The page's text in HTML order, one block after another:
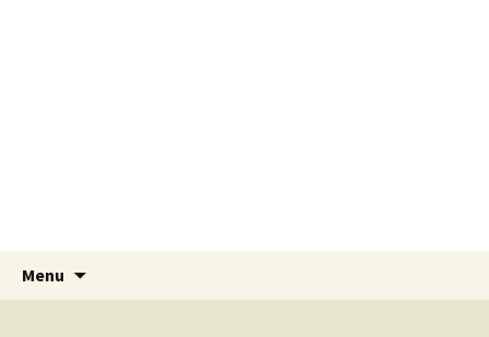
Menu